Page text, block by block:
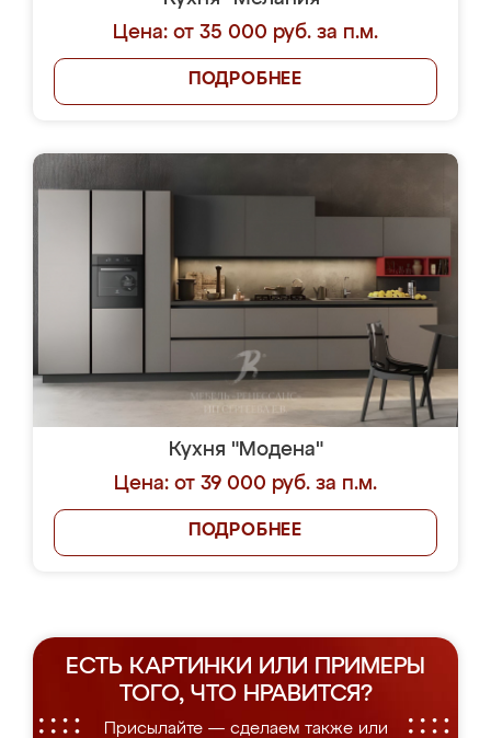
Цена: от 35 000 руб. за п.м.
ПОДРОБНЕЕ
Кухня "Модена"
Цена: от 39 000 руб. за п.м.
ПОДРОБНЕЕ
ЕСТЬ КАРТИНКИ ИЛИ ПРИМЕРЫ
ТОГО, ЧТО НРАВИТСЯ?
Присылайте — сделаем также или